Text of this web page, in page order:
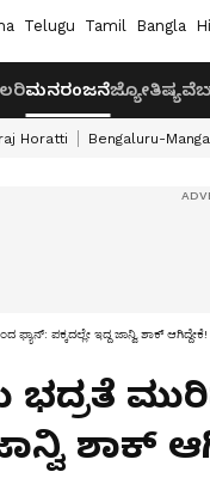
Telugu Tamil Bangla
ಮನರಂಜನೆಜ್ಯೋತಿಷ್ಯ
Horatti Bengaluru-
ಪಕ್ಕದಲ್ಲೇ ಇದ್ದ ಜಾನ್ವಿ ಶಾಕ್ ಆಗಿದ್ದೇಕೆ!
ಶಾಕ್